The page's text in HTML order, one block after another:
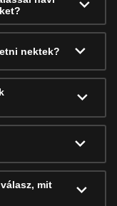
nektek?
mit